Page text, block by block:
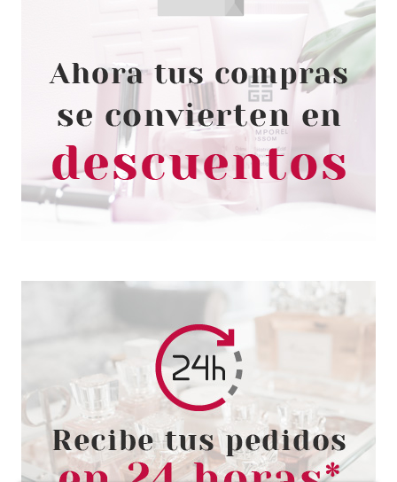
ESSENCE
ESSENCE DISNEY PRINCESS
PINCEL DE SOMBRAS
RAPUNZEL
Pvr 2.99€
-36%
desde
1.90€
ESSENCE
ESSENCE APLICADOR
PIGMENTO THE SILI HELPERS
01 GLITTER & PIGMENT